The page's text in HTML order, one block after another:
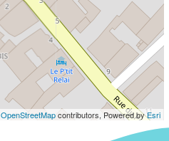
OpenStreetMapcontributors, Powered byEsri